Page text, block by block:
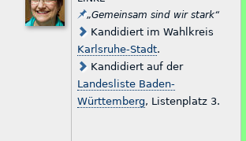
„Gemeinsam sind wir stark“
Kandidiert im Wahlkreis
Karlsruhe-Stadt.
Kandidiert auf der
Landesliste Baden-
Württemberg, Listenplatz 3.